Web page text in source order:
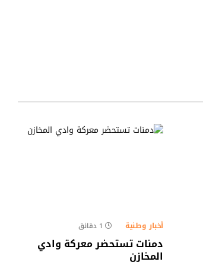
أخبار وطنية 1 دقائق
دمنات تستحضر معركة وادي
المخازن